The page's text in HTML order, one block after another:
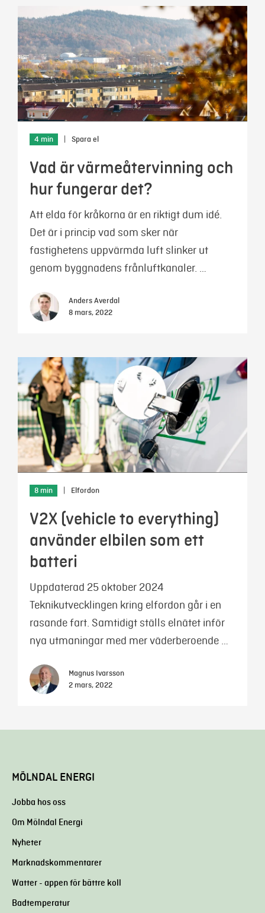
4 min Spara el
Vad är värmeåtervinning och
hur fungerar det?
Att elda för kråkorna är en riktigt dum idé.
Det är i princip vad som sker när
fastighetens uppvärmda luft slinker ut
genom byggnadens frånluftkanaler. …
Anders Averdal
8 mars, 2022
8 min Elfordon
V2X (vehicle to everything)
använder elbilen som ett
batteri
Uppdaterad 25 oktober 2024
Teknikutvecklingen kring elfordon går i en
rasande fart. Samtidigt ställs elnätet inför
nya utmaningar med mer väderberoende …
Magnus Ivarsson
2 mars, 2022
MÖLNDAL ENERGI
Jobba hos oss
Om Mölndal Energi
Nyheter
Marknadskommentarer
Watter - appen för bättre koll
Badtemperatur